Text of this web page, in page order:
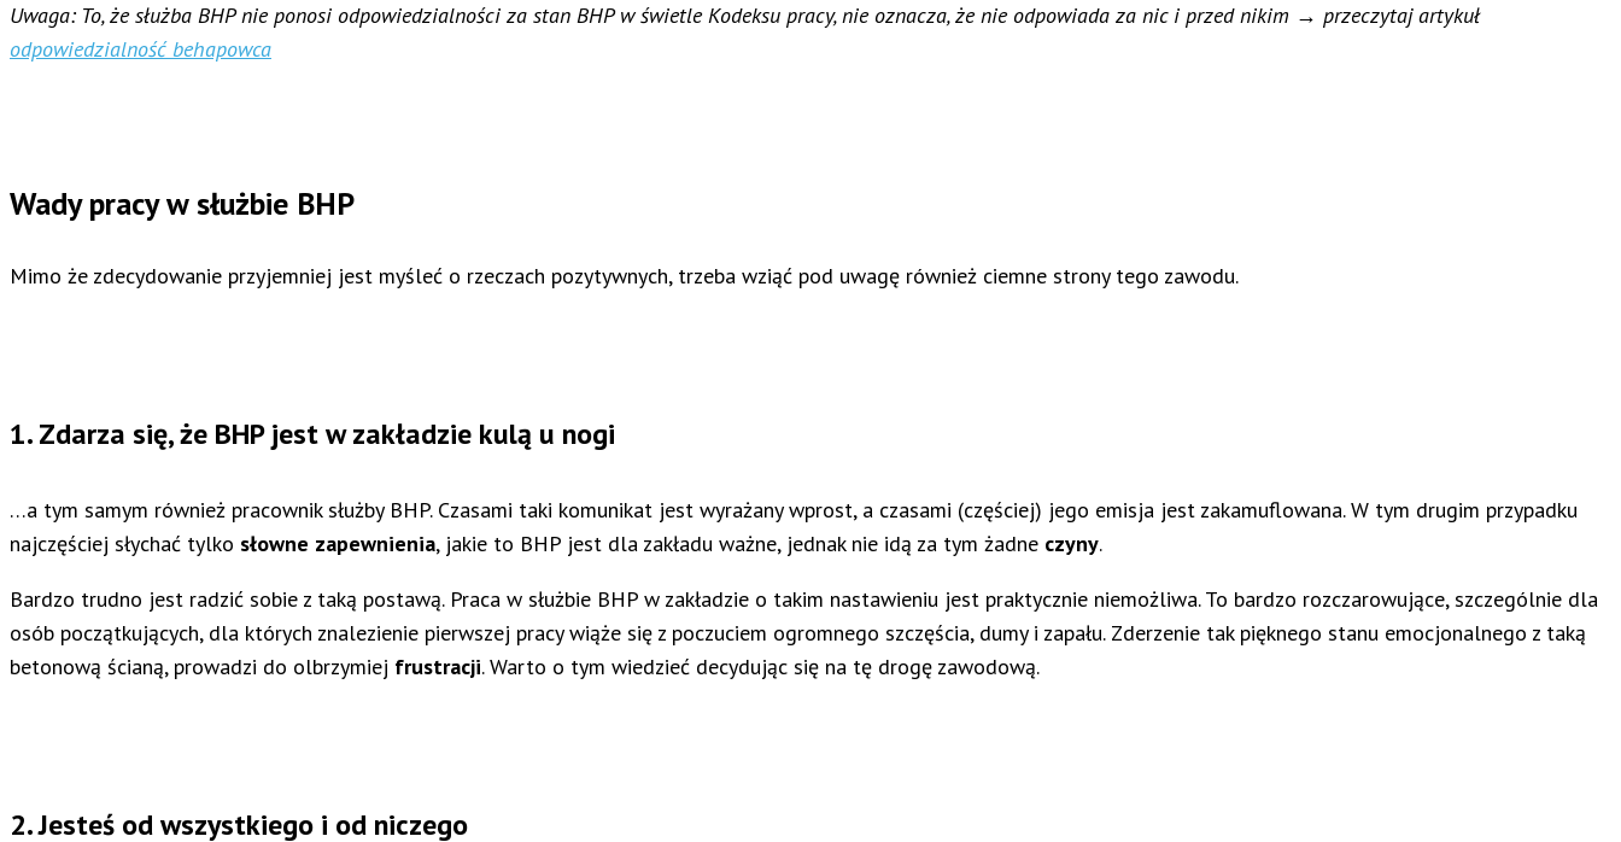
Uwaga: To, że służba BHP nie ponosi odpowiedzialności za stan BHP w świetle Kodeksu pracy, nie oznacza, że nie odpowiada za nic i przed nikim → przeczytaj artykuł
odpowiedzialność behapowca
Wadypracy w służbie BHP
Mimo że zdecydowanie przyjemniej jest myśleć o rzeczach pozytywnych, trzeba wziąć pod uwagę również ciemne strony tego zawodu.
1. Zdarza się, że BHP jest w zakładzie kulą u nogi
…a tym samym również pracownik służby BHP. Czasami taki komunikat jest wyrażany wprost, a czasami (częściej) jego emisja jest zakamuflowana. W tym drugim przypadku
najczęściej słychać tylko słowne zapewnienia, jakie to BHP jest dla zakładu ważne, jednak nie idą za tym żadne czyny.
Bardzo trudno jest radzić sobie z taką postawą. Praca w służbie BHP w zakładzie o takim nastawieniu jest praktycznie niemożliwa. To bardzo rozczarowujące, szczególnie dla
osób początkujących, dla których znalezienie pierwszej pracy wiąże się z poczuciem ogromnego szczęścia, dumy i zapału. Zderzenie tak pięknego stanu emocjonalnego z taką
betonową ścianą, prowadzi do olbrzymiej frustracji. Warto o tym wiedzieć decydując się na tę drogę zawodową.
2. Jesteś od wszystkiego i od niczego